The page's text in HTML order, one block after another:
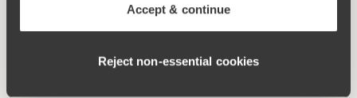
Accept & continue
Reject non‑essential cookies
Bio-Baumwolle – weich und hautverträglich
Hohe Taille und tiefer Beinausschnitt.
Baumwollgefütterter Schritt.